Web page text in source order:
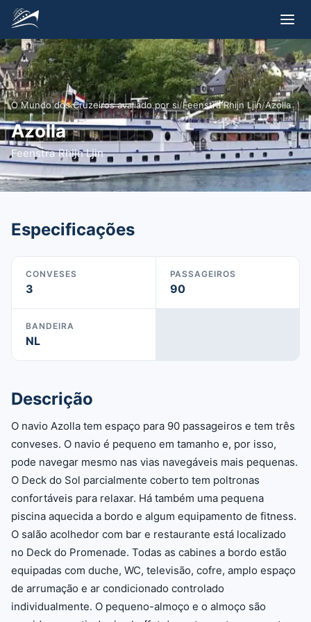
O Mundo dos Cruzeiros avaliado por si/Feenstra Rhijn Ljin/Azolla
Azolla
Feenstra Rhijn Ljin
Especificações
CONVESES
3
PASSAGEIROS
90
BANDEIRA
NL
Descrição
O navio Azolla tem espaço para 90 passageiros e tem três
conveses. O navio é pequeno em tamanho e, por isso,
pode navegar mesmo nas vias navegáveis mais pequenas.
O Deck do Sol parcialmente coberto tem poltronas
confortáveis para relaxar. Há também uma pequena
piscina aquecida a bordo e algum equipamento de fitness.
O salão acolhedor com bar e restaurante está localizado
no Deck do Promenade. Todas as cabines a bordo estão
equipadas com duche, WC, televisão, cofre, amplo espaço
de arrumação e ar condicionado controlado
individualmente. O pequeno-almoço e o almoço são